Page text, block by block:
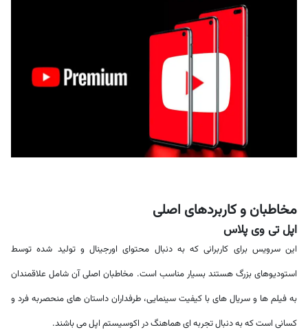
مخاطبان و کاربردهای اصلی
اپل تی وی پلاس
این سرویس برای کاربرانی که به دنبال محتوای اورجینال و تولید شده توسط
استودیوهای بزرگ هستند بسیار مناسب است. مخاطبان اصلی آن شامل علاقمندان
به فیلم ها و سریال های با کیفیت سینمایی، طرفداران داستان های منحصربه فرد و
کسانی است که به دنبال تجربه ای هماهنگ در اکوسیستم اپل می باشند.